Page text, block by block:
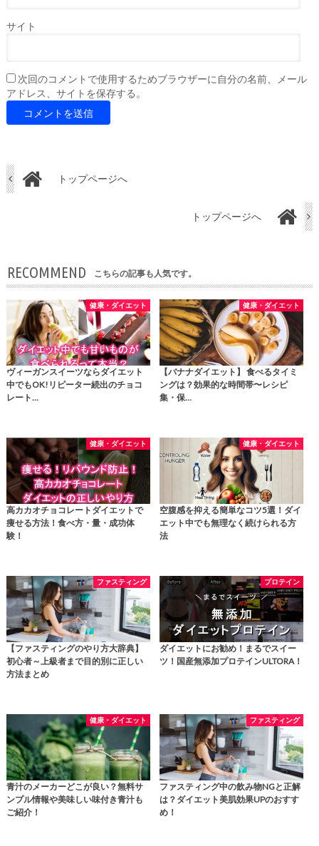
サイト
次回のコメントで使用するためブラウザーに自分の名前、メール
アドレス、サイトを保存する。
トップページへ
トップページへ
RECOMMEND こちらの記事も人気です。
健康・ダイエット
ヴィーガンスイーツならダイエット
中でもOK!リピーター続出のチョコ
レート…
健康・ダイエット
【バナナダイエット】 食べるタイミ
ングは？効果的な時間帯〜レシピ
集・保…
健康・ダイエット
高カカオチョコレートダイエットで
痩せる方法！食べ方・量・成功体
験！
健康・ダイエット
空腹感を抑える簡単なコツ5選！ダイ
エット中でも無理なく続けられる方
法
ファスティング
【ファスティングのやり方大辞典】
初心者～上級者まで目的別に正しい
方法まとめ
プロテイン
ダイエットにお勧め！まるでスイー
ツ！国産無添加プロテインULTORA！
健康・ダイエット
青汁のメーカーどこが良い？無料サ
ンプル情報や美味しい味付き青汁も
ご紹介！
ファスティング
ファスティング中の飲み物NGと正解
は？ダイエット美肌効果UPのおすす
め！